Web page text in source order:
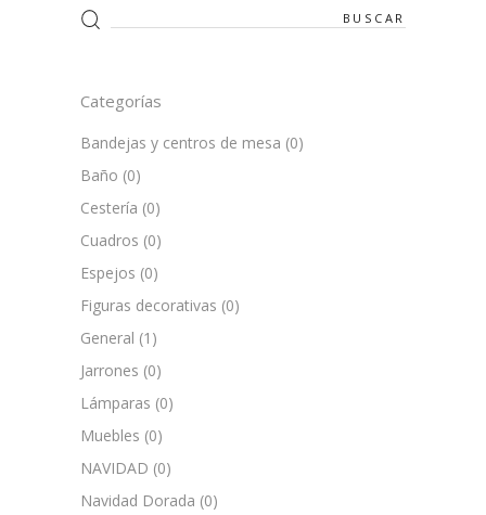
Search
for:
Categorías
Bandejas y centros de mesa (0)
Baño (0)
Cestería (0)
Cuadros (0)
Espejos (0)
Figuras decorativas (0)
General (1)
Jarrones (0)
Lámparas (0)
Muebles (0)
NAVIDAD (0)
Navidad Dorada (0)